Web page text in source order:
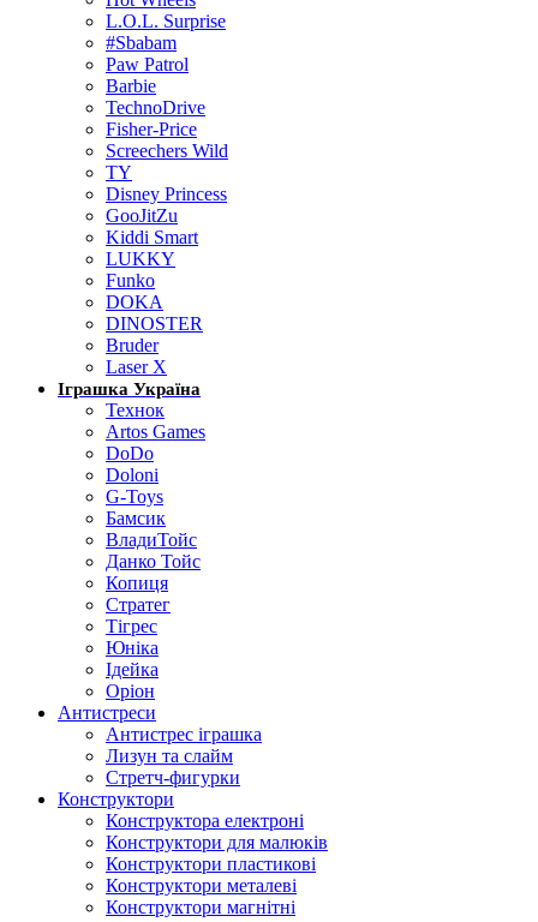
L.O.L. Surprise
#Sbabam
Paw Patrol
Barbie
TechnoDrive
Fisher-Price
Screechers Wild
TY
Disney Princess
GooJitZu
Kiddi Smart
LUKKY
Funko
DOKA
DINOSTER
Bruder
Laser X
Іграшка Україна
Технок
Artos Games
DoDo
Doloni
G-Toys
Бамсик
ВладиТойс
Данко Тойс
Копиця
Стратег
Тігрес
Юніка
Ідейка
Оріон
Антистреси
Антистрес іграшка
Лизун та слайм
Стретч-фигурки
Конструктори
Конструктора електроні
Конструктори для малюків
Конструктори пластикові
Конструктори металеві
Конструктори магнітні